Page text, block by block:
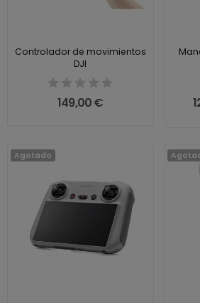
Controlador de movimientos
DJI
149,00 €
Agotado